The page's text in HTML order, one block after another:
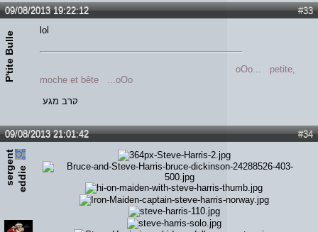
#33
09/08/2013 19:22:12
P'tite Bulle
lol
oOo... petite,
moche et bête ...oOo
קרב מגע
#34
09/08/2013 21:01:42
s
e
rg
e
n
t
e
d
d
ie